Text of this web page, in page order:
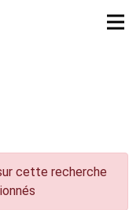
cette recherche